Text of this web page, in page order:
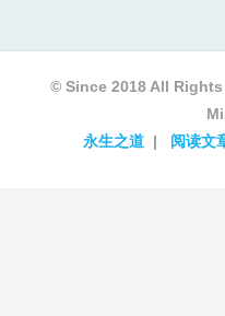
© Since 2018 All
永生之道
阅读文